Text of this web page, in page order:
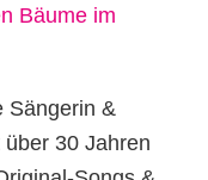
Sängerin &
30 Jahren